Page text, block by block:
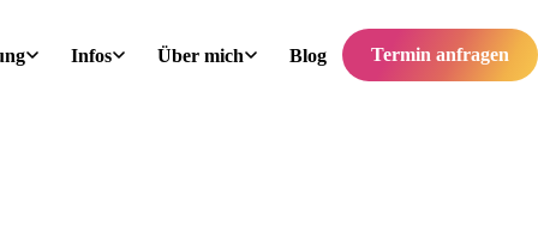
Infos Über mich Blog Termin anfragen